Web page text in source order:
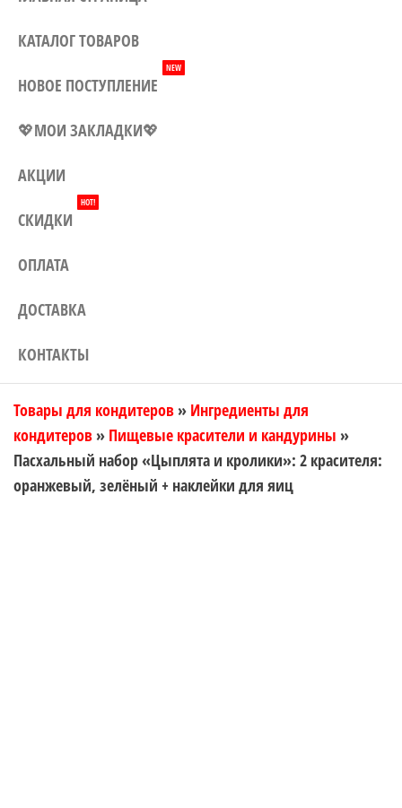
КАТАЛОГ ТОВАРОВ
НОВОЕ ПОСТУПЛЕНИЕ
NEW
💖МОИ ЗАКЛАДКИ💖
АКЦИИ
СКИДКИ
HOT!
ОПЛАТА
ДОСТАВКА
КОНТАКТЫ
Товары для кондитеров » Ингредиенты для
кондитеров » Пищевые красители и кандурины »
Пасхальный набор «Цыплята и кролики»: 2 красителя:
оранжевый, зелёный + наклейки для яиц